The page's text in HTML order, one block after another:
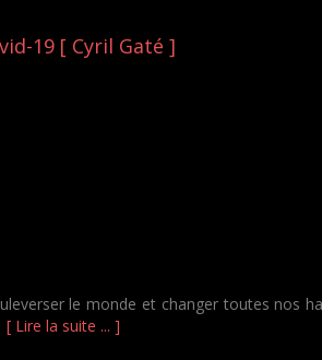
19 [ Cyril Gaté ]
le monde et changer toutes nos
[ Lire la suite ... ]